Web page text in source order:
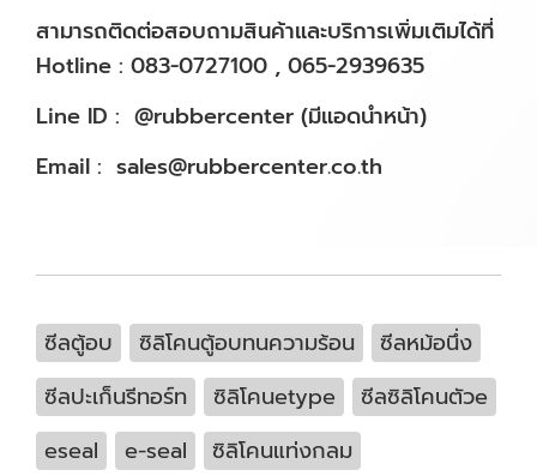
สามารถติดต่อสอบถามสินค้าและบริการเพิ่มเติมได้ที่
Hotline : 083-0727100 , 065-2939635
Line ID : @rubbercenter (มีแอดนำหน้า)
Email : sales@rubbercenter.co.th
ซีลตู้อบ ซิลิโคนตู้อบทนความร้อน
ซีลหม้อนึ่ง
ซีลปะเก็นรีทอร์ท
ซิลิโคนetype
ซีลซิลิโคนตัวe
eseal
e-seal
ซิลิโคนแท่งกลม